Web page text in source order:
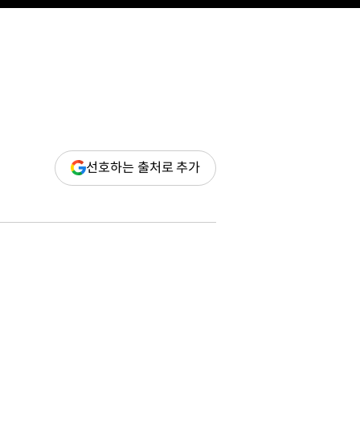
선호하는 출처로 추가(새
창